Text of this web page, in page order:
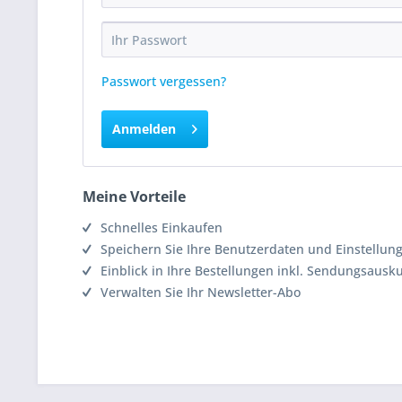
Passwort vergessen?
Anmelden
Meine Vorteile
Schnelles Einkaufen
Speichern Sie Ihre Benutzerdaten und
Einblick in Ihre Bestellungen inkl.
Verwalten Sie Ihr Newsletter-Abo